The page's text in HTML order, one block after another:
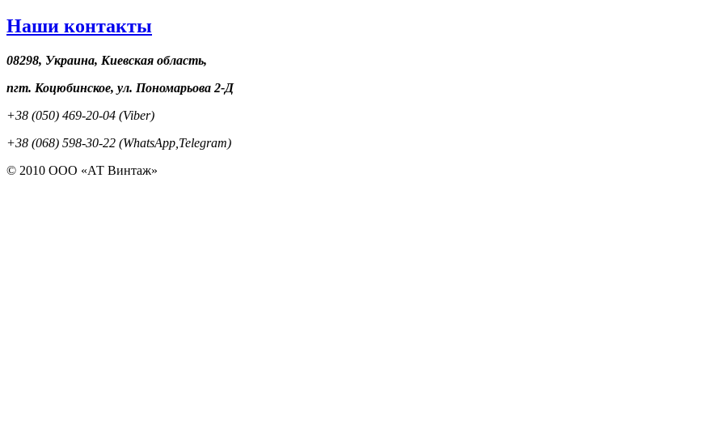
Наши контакты
08298, Украина, Киевская область,
пгт. Коцюбинское, ул. Пономарьова 2-Д
+38 (050) 469-20-04 (Viber)
+38 (068) 598-30-22 (WhatsApp,Telegram)
© 2010 ООО «АТ Винтаж»